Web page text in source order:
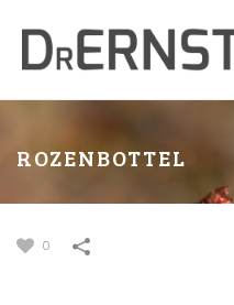
ROZENBOTTEL
0